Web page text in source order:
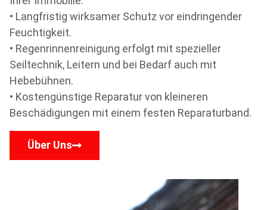
• Langfristig wirksamer Schutz vor eindringender
Feuchtigkeit.
• Regenrinnenreinigung erfolgt mit spezieller
Seiltechnik, Leitern und bei Bedarf auch mit
Hebebühnen.
• Kostengünstige Reparatur von kleineren
Beschädigungen mit einem festen Reparaturband.
Über Uns